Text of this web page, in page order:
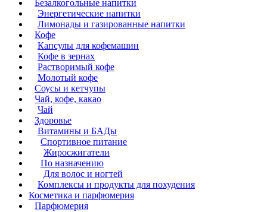
Безалкогольные напитки
Энергетические напитки
Лимонады и газированные напитки
Кофе
Капсулы для кофемашин
Кофе в зернах
Растворимый кофе
Молотый кофе
Соусы и кетчупы
Чай, кофе, какао
Чай
Здоровье
Витамины и БАДы
Спортивное питание
Жиросжигатели
По назначению
Для волос и ногтей
Комплексы и продукты для похудения
Косметика и парфюмерия
Парфюмерия